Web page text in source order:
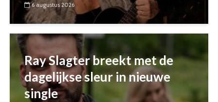
6 augustus 2026
Ray Slagter breekt met de
dagelijkse sleur in nieuwe
single